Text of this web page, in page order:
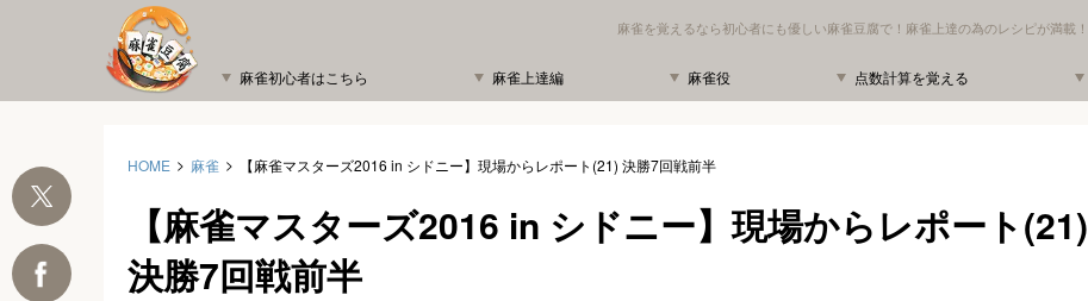
麻雀を覚えるなら初心者にも優しい麻雀豆腐で！麻雀上達の為のレシピが満載！
麻雀初心者はこちら 麻雀上達編 麻雀役 点数計算を覚える
HOME 麻雀 【麻雀マスターズ2016 in シドニー】現場からレポート(21) 決勝7回戦前半
【麻雀マスターズ2016 in シドニー】現場からレポート(21)
決勝7回戦前半